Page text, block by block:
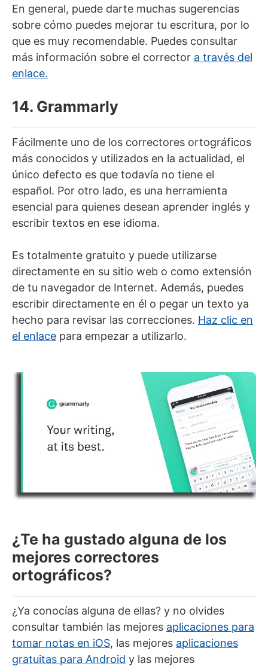
En general, puede darte muchas sugerencias
sobre cómo puedes mejorar tu escritura, por lo
que es muy recomendable. Puedes consultar
más información sobre el corrector a través del
enlace.
14. Grammarly
Fácilmente uno de los correctores ortográficos
más conocidos y utilizados en la actualidad, el
único defecto es que todavía no tiene el
español. Por otro lado, es una herramienta
esencial para quienes desean aprender inglés y
escribir textos en ese idioma.
Es totalmente gratuito y puede utilizarse
directamente en su sitio web o como extensión
de tu navegador de Internet. Además, puedes
escribir directamente en él o pegar un texto ya
hecho para revisar las correcciones. Haz clic en
el enlace para empezar a utilizarlo.
¿Te ha gustado alguna de los
mejores correctores
ortográficos?
¿Ya conocías alguna de ellas? y no olvides
consultar también las mejores aplicaciones para
tomar notas en iOS, las mejores aplicaciones
gratuitas para Android y las mejores